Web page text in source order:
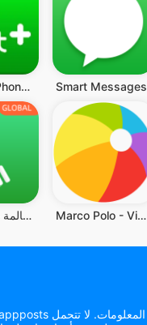
Nextplus: Phone # Text + Call Smart Messages
مكالمة هاتفية عالمية ، WIFI Marco Polo - Video Messenger